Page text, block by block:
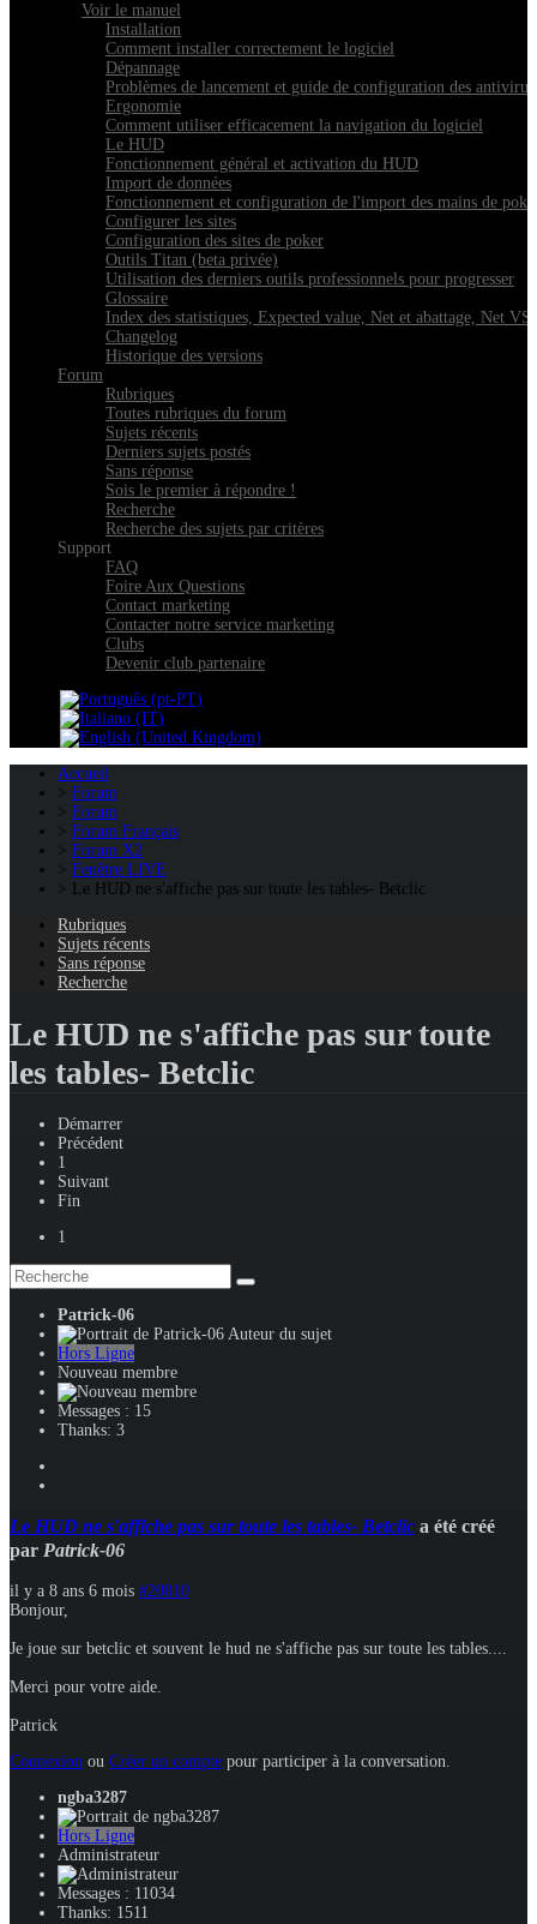
Voir le manuel
Installation
Comment installer correctement le logiciel
Dépannage
Problèmes de lancement et guide de configuration des
Ergonomie
Comment utiliser efficacement la navigation du logiciel
Le HUD
Fonctionnement général et activation du HUD
Import de données
Fonctionnement et configuration de l'import des mains de
Configurer les sites
Configuration des sites de poker
Outils Titan (beta privée)
Utilisation des derniers outils professionnels pour progresser
Glossaire
Index des statistiques, Expected value, Net et abattage, Net
Changelog
Historique des versions
Forum
Rubriques
Toutes rubriques du forum
Sujets récents
Derniers sujets postés
Sans réponse
Sois le premier à répondre !
Recherche
Recherche des sujets par critères
Support
FAQ
Foire Aux Questions
Contact marketing
Contacter notre service marketing
Clubs
Devenir club partenaire
Accueil
Forum
Forum
Forum Français
Forum X2
Fenêtre LIVE
Le HUD ne s'affiche pas sur toute les tables- Betclic
Rubriques
Sujets récents
Sans réponse
Recherche
Le HUD ne s'affiche pas sur toute
les tables- Betclic
Démarrer
Précédent
1
Suivant
Fin
1
Patrick-06
Auteur du sujet
Hors Ligne
Nouveau membre
Messages : 15
Thanks: 3
Le HUD ne s'affiche pas sur toute les tables- Betclic a été créé
par Patrick-06
il y a 8 ans 6 mois #20810
Bonjour,
Je joue sur betclic et souvent le hud ne s'affiche pas sur toute les tables....
Merci pour votre aide.
Patrick
Connexion ou Créer un compte pour participer à la conversation.
ngba3287
Hors Ligne
Administrateur
Messages : 11034
Thanks: 1511